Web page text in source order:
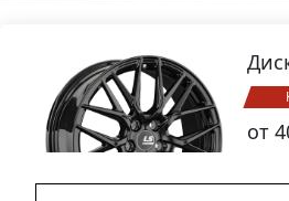
от